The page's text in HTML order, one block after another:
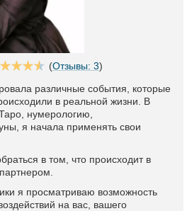
(Отзывы: 3)
различные события, которые
в реальной жизни. В
нумерологию,
я начала применять свои
в том, что происходит в
я просматриваю возможность
на вас, вашего